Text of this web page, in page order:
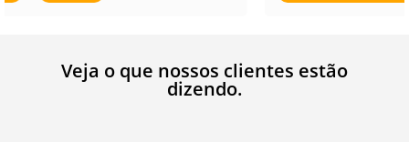
Veja o que nossos clientes estão
dizendo.